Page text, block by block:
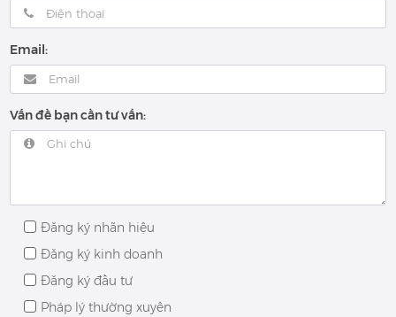
Email:
Vấn đề bạn cần tư vấn:
Đăng ký nhãn hiệu
Đăng ký kinh doanh
Đăng ký đầu tư
Pháp lý thường xuyên